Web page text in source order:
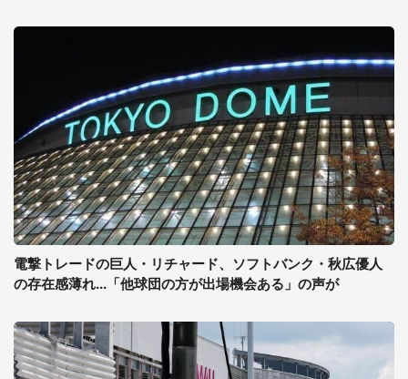
電撃トレードの巨人・リチャード、ソフトバンク・秋広優人
の存在感薄れ...「他球団の方が出場機会ある」の声が